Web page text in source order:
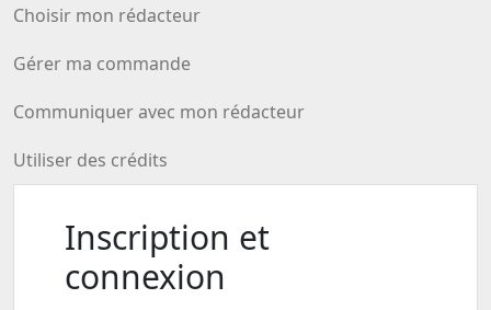
Choisir mon rédacteur
Gérer ma commande
Communiquer avec mon rédacteur
Utiliser des crédits
Inscription et
connexion